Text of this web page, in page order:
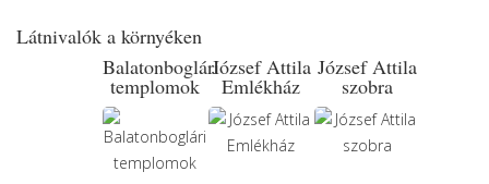
Látnivalók a környéken
Balatonboglári
templomok
József Attila
Emlékház
József Attila
szobra